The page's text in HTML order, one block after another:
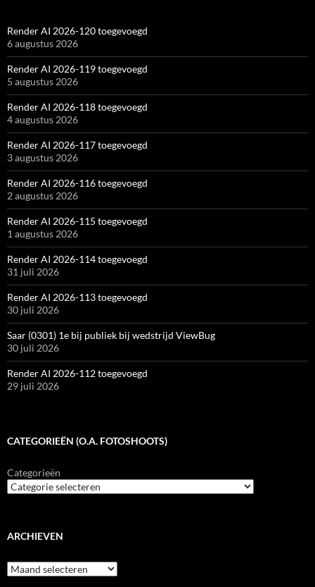
Render AI 2026-120 toegevoegd
6 augustus 2026
Render AI 2026-119 toegevoegd
5 augustus 2026
Render AI 2026-118 toegevoegd
4 augustus 2026
Render AI 2026-117 toegevoegd
3 augustus 2026
Render AI 2026-116 toegevoegd
2 augustus 2026
Render AI 2026-115 toegevoegd
1 augustus 2026
Render AI 2026-114 toegevoegd
31 juli 2026
Render AI 2026-113 toegevoegd
30 juli 2026
Saar (0301) 1e bij publiek bij wedstrijd ViewBug
30 juli 2026
Render AI 2026-112 toegevoegd
29 juli 2026
CATEGORIEËN (O.A. FOTOSHOOTS)
Categorieën
ARCHIEVEN
Archieven